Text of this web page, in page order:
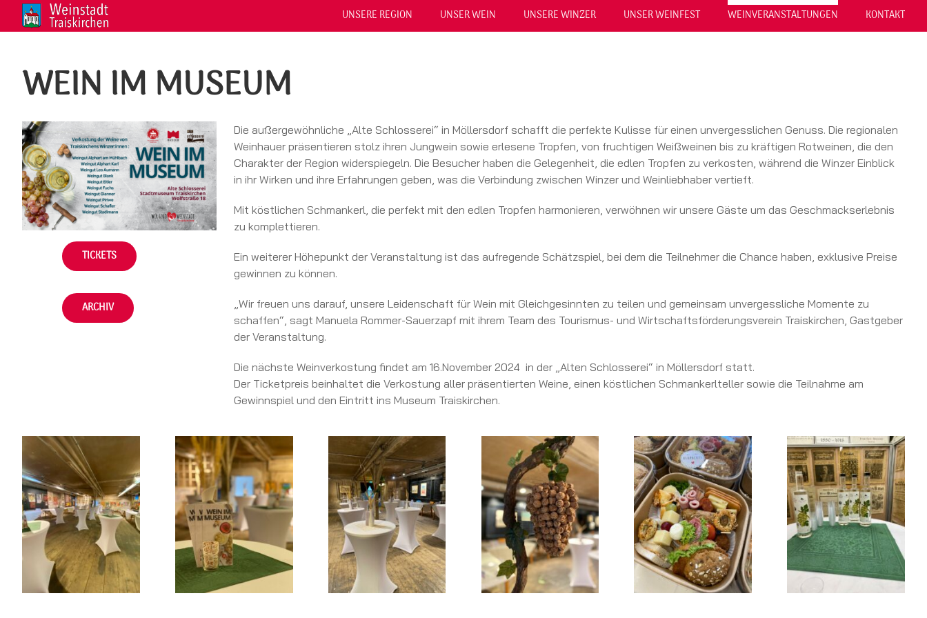
Inhalt
UNSERE REGION UNSER WEIN UNSERE WINZER UNSER WEINFEST WEINVERANSTALTUNGEN KONTAKT
WEIN IM MUSEUM
TICKETS
ARCHIV
Die außergewöhnliche „Alte Schlosserei“ in Möllersdorf schafft die perfekte Kulisse für einen unvergesslichen Genuss. Die regionalen
Weinhauer präsentieren stolz ihren Jungwein sowie erlesene Tropfen, von fruchtigen Weißweinen bis zu kräftigen Rotweinen, die den
Charakter der Region widerspiegeln. Die Besucher haben die Gelegenheit, die edlen Tropfen zu verkosten, während die Winzer Einblick
in ihr Wirken und ihre Erfahrungen geben, was die Verbindung zwischen Winzer und Weinliebhaber vertieft.
Mit köstlichen Schmankerl, die perfekt mit den edlen Tropfen harmonieren, verwöhnen wir unsere Gäste um das Geschmackserlebnis
zu komplettieren.
Ein weiterer Höhepunkt der Veranstaltung ist das aufregende Schätzspiel, bei dem die Teilnehmer die Chance haben, exklusive Preise
gewinnen zu können.
„Wir freuen uns darauf, unsere Leidenschaft für Wein mit Gleichgesinnten zu teilen und gemeinsam unvergessliche Momente zu
schaffen“, sagt Manuela Rommer-Sauerzapf mit ihrem Team des Tourismus- und Wirtschaftsförderungsverein Traiskirchen, Gastgeber
der Veranstaltung.
Die nächste Weinverkostung findet am 16.November 2024 in der „Alten Schlosserei“ in Möllersdorf statt.
Der Ticketpreis beinhaltet die Verkostung aller präsentierten Weine, einen köstlichen Schmankerlteller sowie die Teilnahme am
Gewinnspiel und den Eintritt ins Museum Traiskirchen.